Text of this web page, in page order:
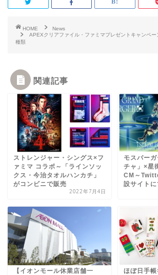
HOME
News
APEXクリアファイル・ファミマプレゼントキャンペ
種類
関連記事
ストレンジャー・シングス×フ
ァミマ コラボ～「ラインソッ
クス・今治タオルハンカチ」
がコンビニで販売
2022年7月4日
モスバー
チャ」×星
CM～
設サイトに
【イオンモール休業店舗一
ほぼ日手